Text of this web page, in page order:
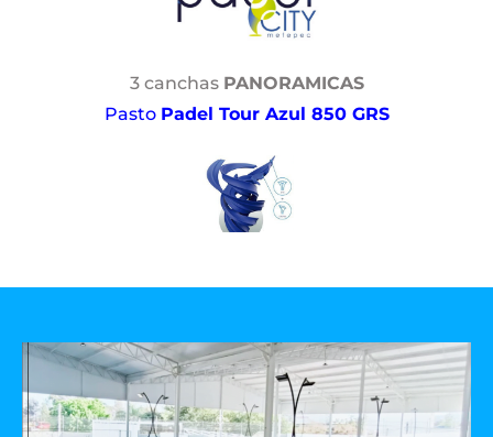
3 canchas PANORAMICAS
Pasto Padel Tour Azul 850 GRS